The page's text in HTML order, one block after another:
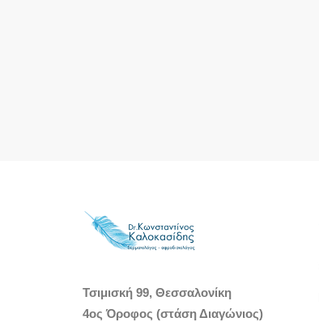
Τσιμισκή 99, Θεσσαλονίκη
4ος Όροφος (στάση Διαγώνιος)